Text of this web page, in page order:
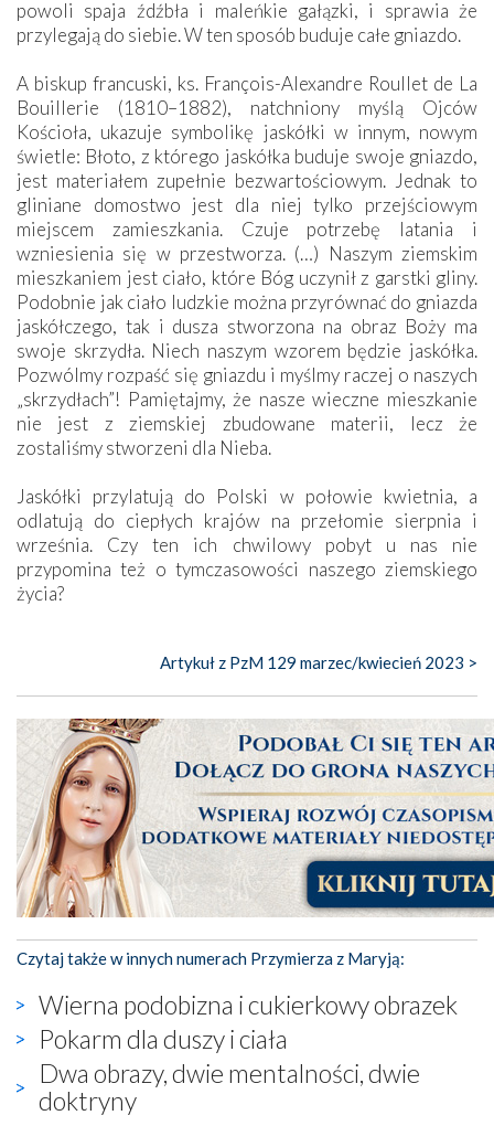
powoli spaja źdźbła i maleńkie gałązki, i sprawia że
przylegają do siebie. W ten sposób buduje całe gniazdo.
A biskup francuski, ks. François-Alexandre Roullet de La
Bouillerie (1810–1882), natchniony myślą Ojców
Kościoła, ukazuje symbolikę jaskółki w innym, nowym
świetle: Błoto, z którego jaskółka buduje swoje gniazdo,
jest materiałem zupełnie bezwartościowym. Jednak to
gliniane domostwo jest dla niej tylko przejściowym
miejscem zamieszkania. Czuje potrzebę latania i
wzniesienia się w przestworza. (…) Naszym ziemskim
mieszkaniem jest ciało, które Bóg uczynił z garstki gliny.
Podobnie jak ciało ludzkie można przyrównać do gniazda
jaskółczego, tak i dusza stworzona na obraz Boży ma
swoje skrzydła. Niech naszym wzorem będzie jaskółka.
Pozwólmy rozpaść się gniazdu i myślmy raczej o naszych
„skrzydłach”! Pamiętajmy, że nasze wieczne mieszkanie
nie jest z ziemskiej zbudowane materii, lecz że
zostaliśmy stworzeni dla Nieba.
Jaskółki przylatują do Polski w połowie kwietnia, a
odlatują do ciepłych krajów na przełomie sierpnia i
września. Czy ten ich chwilowy pobyt u nas nie
przypomina też o tymczasowości naszego ziemskiego
życia?
Artykuł z PzM 129 marzec/kwiecień 2023 >
Czytaj także w innych numerach Przymierza z Maryją:
Wierna podobizna i cukierkowy obrazek
Pokarm dla duszy i ciała
Dwa obrazy, dwie mentalności, dwie
doktryny